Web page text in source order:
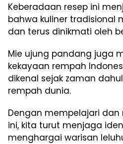
Keberadaan resep ini
bahwa kuliner tradisional
dan terus dinikmati oleh
Mie ujung pandang juga
kekayaan rempah
dikenal sejak zaman
rempah dunia.
Dengan mempelajari dan
ini, kita turut menjaga
menghargai warisan